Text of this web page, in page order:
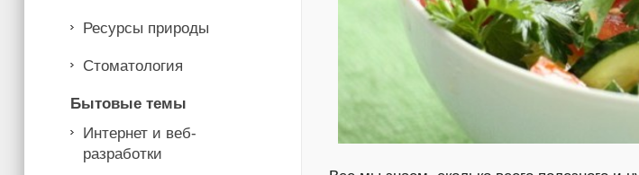
Ресурсы природы
Стоматология
Бытовые темы
Интернет и веб-
разработки